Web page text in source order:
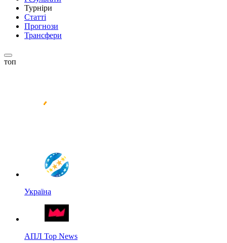
Турніри
Статті
Прогнози
Трансфери
топ
Україна
АПЛ Top News